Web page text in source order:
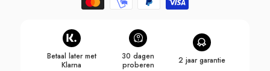
Betaal later met
Klarna
30 dagen
proberen
2 jaar garantie